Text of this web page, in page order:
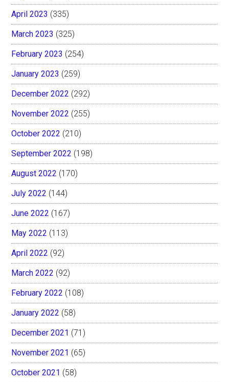
April 2023 (335)
March 2023 (325)
February 2023 (254)
January 2023 (259)
December 2022 (292)
November 2022 (255)
October 2022 (210)
September 2022 (198)
August 2022 (170)
July 2022 (144)
June 2022 (167)
May 2022 (113)
April 2022 (92)
March 2022 (92)
February 2022 (108)
January 2022 (58)
December 2021 (71)
November 2021 (65)
October 2021 (58)